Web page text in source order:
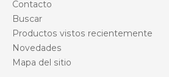
Contacto
Buscar
Productos vistos recientemente
Novedades
Mapa del sitio